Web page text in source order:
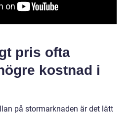
pris ofta
kostnad i
på stormarknaden är det lätt